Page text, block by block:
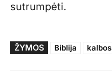
sutrumpėti.
ŽYMOS Biblija kalbos